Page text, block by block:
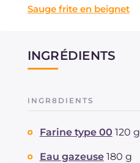
Sauge frite en beignet
INGRÉDIENTS
INGR8DIENTS
Farine type 00 120 g
Eau gazeuse 180 g